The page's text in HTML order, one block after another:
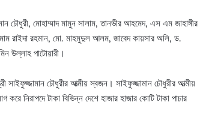
চৌধুরী, মোহাম্মাদ মামুন সালাম, তানভীর আহমেদ, এস এম জাহাঙ্গীর
রাইদা রহমান, মো. মাহমুদুল আলম, জাবেদ কায়সার অলি, ড.
উল্লাহ পাটোয়ারী।
সাইফুজ্জামান চৌধুরীর আত্মীয় স্বজন। সাইফুজ্জামান চৌধুরীর আত্মীয়
টাকা বিভিন্ন দেশে হাজার হাজার কোটি টাকা পাচার